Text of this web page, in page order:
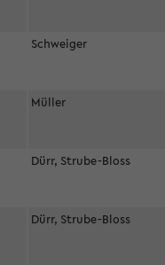
Schweiger
Müller
Dürr, Strube-Bloss
Dürr, Strube-Bloss